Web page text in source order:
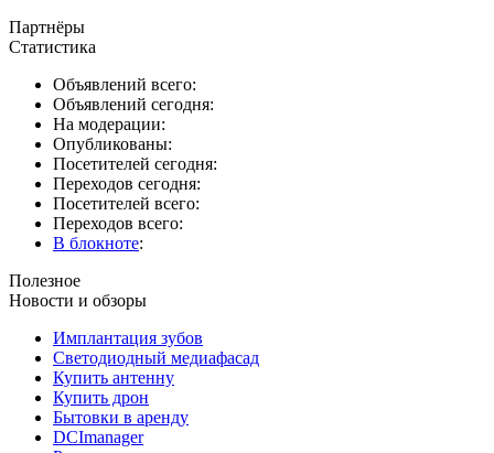
Партнёры
Статистика
Объявлений всего:
Объявлений сегодня:
На модерации:
Опубликованы:
Посетителей сегодня:
Переходов сегодня:
Посетителей всего:
Переходов всего:
В блокноте:
Полезное
Новости и обзоры
Имплантация зубов
Светодиодный медиафасад
Купить антенну
Купить дрон
Бытовки в аренду
DCImanager